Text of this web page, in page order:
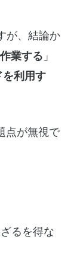
が、結論か
業する 」
利用す
点が無視で
るを得な